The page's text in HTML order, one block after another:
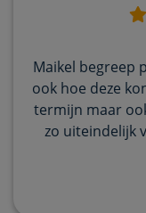
Maikel begreep
ook hoe deze
termijn maar
zo uiteindelijk